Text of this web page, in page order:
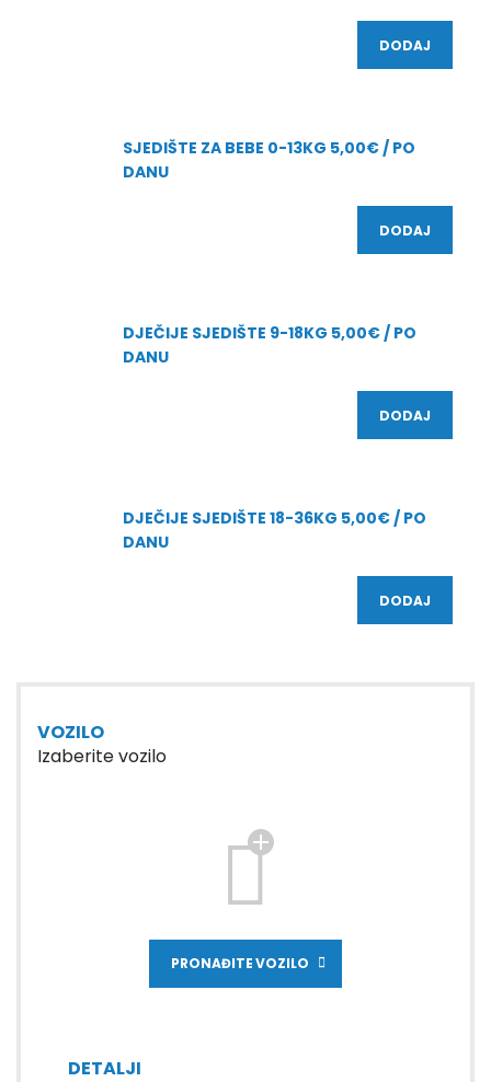
DODAJ
SJEDIŠTE ZA BEBE 0-13KG 5,00€ / PO
DANU
DODAJ
DJEČIJE SJEDIŠTE 9-18KG 5,00€ / PO
DANU
DODAJ
DJEČIJE SJEDIŠTE 18-36KG 5,00€ / PO
DANU
DODAJ
VOZILO
Izaberite vozilo
PRONAĐITE VOZILO
DETALJI